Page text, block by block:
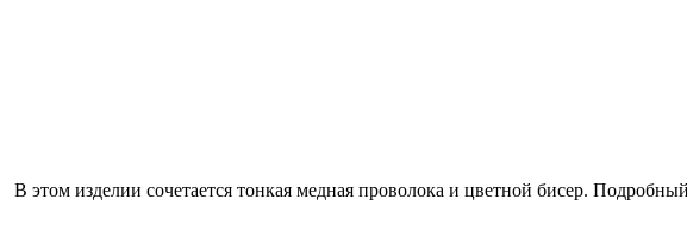
В этом изделии сочетается тонкая медная проволока и цветной бисер.